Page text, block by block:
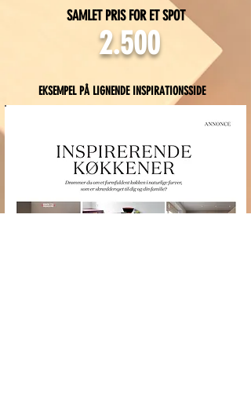
SAMLET PRIS FOR ET SPOT
2.500
EKSEMPEL PÅ LIGNENDE INSPIRATIONSSIDE